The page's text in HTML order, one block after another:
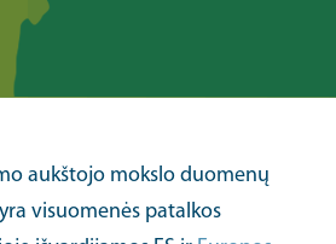
aukštojo mokslo duomenų
yra visuomenės patalkos